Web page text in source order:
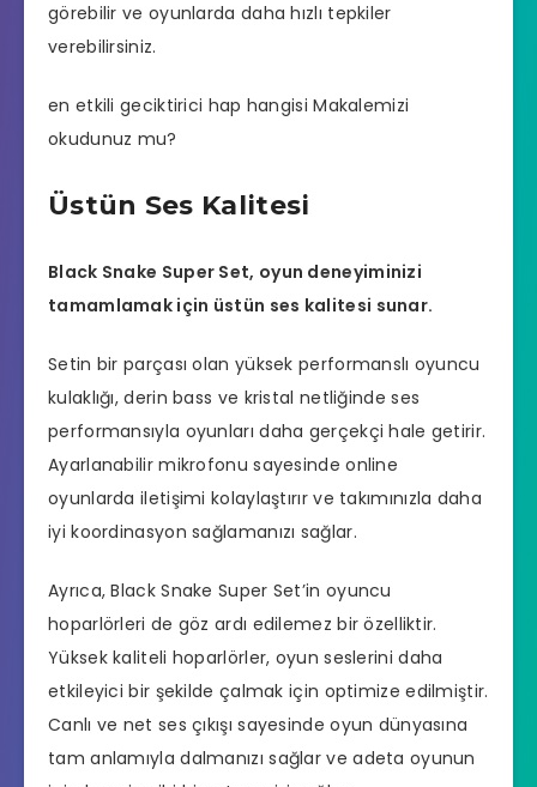
görebilir ve oyunlarda daha hızlı tepkiler
verebilirsiniz.
en etkili geciktirici hap hangisi Makalemizi
okudunuz mu?
Üstün Ses Kalitesi
Black Snake Super Set, oyun deneyiminizi
tamamlamak için üstün ses kalitesi sunar.
Setin bir parçası olan yüksek performanslı oyuncu
kulaklığı, derin bass ve kristal netliğinde ses
performansıyla oyunları daha gerçekçi hale getirir.
Ayarlanabilir mikrofonu sayesinde online
oyunlarda iletişimi kolaylaştırır ve takımınızla daha
iyi koordinasyon sağlamanızı sağlar.
Ayrıca, Black Snake Super Set’in oyuncu
hoparlörleri de göz ardı edilemez bir özelliktir.
Yüksek kaliteli hoparlörler, oyun seslerini daha
etkileyici bir şekilde çalmak için optimize edilmiştir.
Canlı ve net ses çıkışı sayesinde oyun dünyasına
tam anlamıyla dalmanızı sağlar ve adeta oyunun